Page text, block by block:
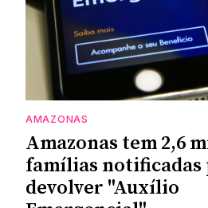
AMAZONAS
Amazonas tem 2,6
famílias notificadas
devolver "Auxílio